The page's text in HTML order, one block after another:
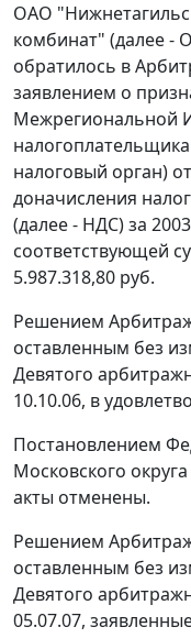
ОАО
комбинат" (далее -
обратилось в
заявлением о
Межрегиональной
налоговый орган)
доначисления
(далее - НДС) за
соответствующей
5.987.318,80 руб.
Решением
оставленным без
Девятого
10.10.06, в
Постановлением
Московского
акты отменены.
Решением
оставленным без
Девятого
05.07.07,